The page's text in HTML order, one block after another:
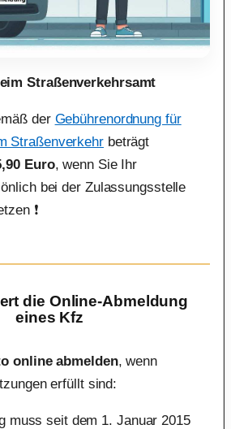
Straßenverkehrsamt
der Gebührenordnung für
Straßenverkehrbeträgt
Euro, wenn Sie Ihr
bei der Zulassungsstelle
❗
die Online-Abmeldung
eines Kfz
online abmelden, wenn
erfüllt sind:
muss seit dem 1. Januar 2015